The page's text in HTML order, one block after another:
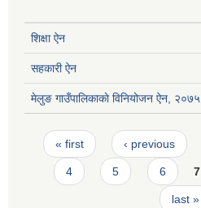
शिक्षा ऐन
सहकारी ऐन
मेलुङ गाउँपालिकाकाे विनियोजन ऐन, २०७५
Pages
« first ‹ previous
4 5 6 7
last »